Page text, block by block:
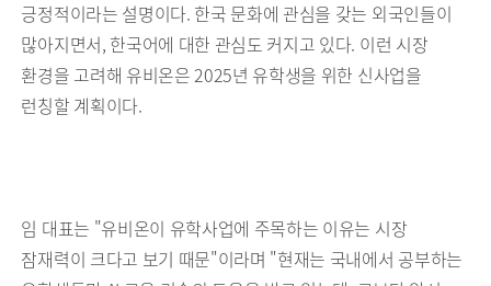
긍정적이라는 설명이다. 한국 문화에 관심을 갖는 외국인들이
많아지면서, 한국어에 대한 관심도 커지고 있다. 이런 시장
환경을 고려해 유비온은 2025년 유학생을 위한 신사업을
런칭할 계획이다.
임 대표는 "유비온이 유학사업에 주목하는 이유는 시장
잠재력이 크다고 보기 때문"이라며 "현재는 국내에서 공부하는